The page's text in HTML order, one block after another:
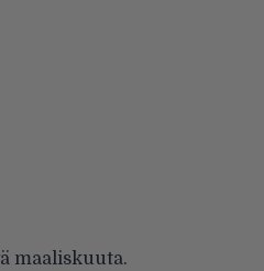
maaliskuuta.